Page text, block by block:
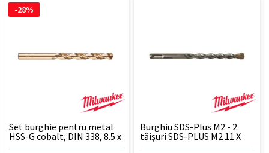
Set burghie pentru metal
HSS-G cobalt, DIN 338, 8.5 x
117 mm - 5 BUC
-28%
Burghiu SDS-Plus M2 - 2
tăișuri SDS-PLUS M2 11 X
160 - 1 BUC